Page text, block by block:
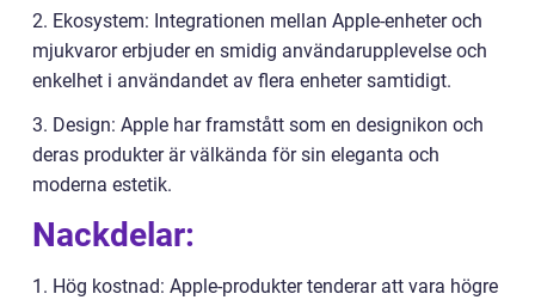
2. Ekosystem: Integrationen mellan Apple-enheter och
mjukvaror erbjuder en smidig användarupplevelse och
enkelhet i användandet av flera enheter samtidigt.
3. Design: Apple har framstått som en designikon och
deras produkter är välkända för sin eleganta och
moderna estetik.
Nackdelar:
1. Hög kostnad: Apple-produkter tenderar att vara högre